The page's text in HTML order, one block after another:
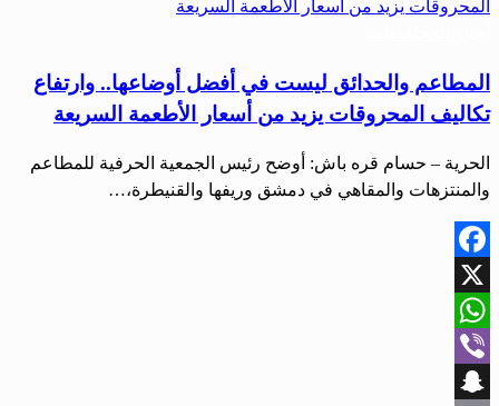
المطاعم والحدائق ليست في أفضل أوضاعها.. وارتفاع
تكاليف المحروقات يزيد من أسعار الأطعمة السريعة
الحرية – حسام قره باش: أوضح رئيس الجمعية الحرفية للمطاعم
والمنتزهات والمقاهي في دمشق وريفها والقنيطرة،…
Facebook
X
WhatsApp
Viber